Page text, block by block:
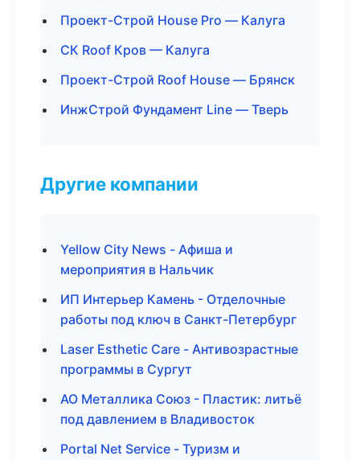
Проект-Строй House Pro — Калуга
СК Roof Кров — Калуга
Проект-Строй Roof House — Брянск
ИнжСтрой Фундамент Line — Тверь
Другие компании
Yellow City News - Афиша и
мероприятия в Нальчик
ИП Интерьер Камень - Отделочные
работы под ключ в Санкт-Петербург
Laser Esthetic Care - Антивозрастные
программы в Сургут
АО Металлика Союз - Пластик: литьё
под давлением в Владивосток
Portal Net Service - Туризм и